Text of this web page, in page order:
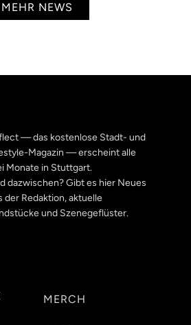
MEHR NEWS
— das kostenlose Stadt- und
Magazin — erscheint alle
Monate in Stuttgart.
dazwischen? Gibt es hier Neues
der Redaktion, aktuelle
und Szenegeflüster.
MERCH